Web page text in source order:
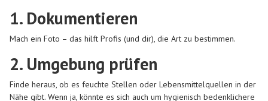
1. Dokumentieren
Mach ein Foto – das hilft Profis (und dir), die Art zu bestimmen.
2. Umgebung prüfen
Finde heraus, ob es feuchte Stellen oder Lebensmittelquellen in der
Nähe gibt. Wenn ja, könnte es sich auch um hygienisch bedenklichere